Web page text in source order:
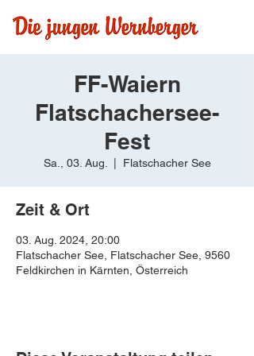
FF-Waiern
Flatschachersee-
Fest
Sa., 03. Aug. Flatschacher See
Zeit & Ort
03. Aug. 2024, 20:00
Flatschacher See, Flatschacher See, 9560
Feldkirchen in Kärnten, Österreich